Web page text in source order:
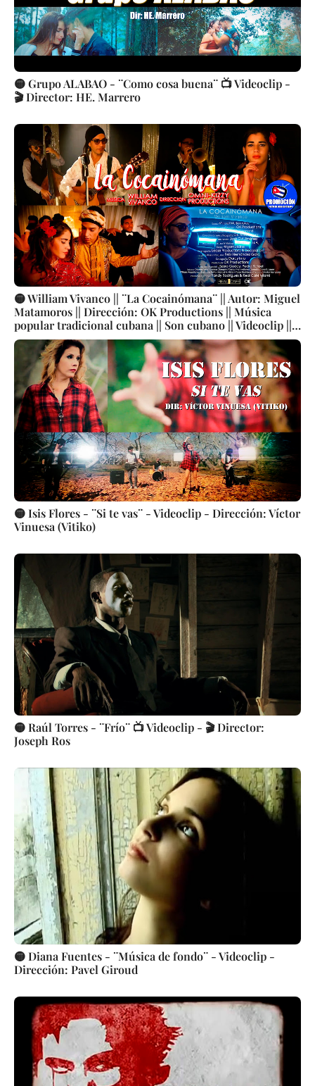
🟡 Grupo ALABAO - ¨Como cosa buena¨ 📺 Videoclip -
🎬 Director: HE. Marrero
🟡 William Vivanco || ¨La Cocainómana¨ || Autor: Miguel
Matamoros || Dirección: OK Productions || Música
popular tradicional cubana || Son cubano || Videoclip ||
CUBA
🟡 Isis Flores - ¨Si te vas¨ - Videoclip - Dirección: Víctor
Vinuesa (Vitiko)
🟡 Raúl Torres - ¨Frío¨ 📺 Videoclip - 🎬 Director:
Joseph Ros
🟡 Diana Fuentes - ¨Música de fondo¨ - Videoclip -
Dirección: Pavel Giroud